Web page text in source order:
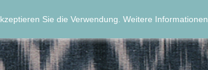
Sie die Verwendung. Weitere Informationen